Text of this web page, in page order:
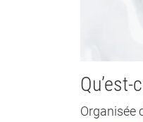
Organisée